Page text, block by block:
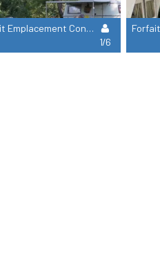
Forfait Emplacement Confort, Personnes Et Électricité En Supplément
1/6